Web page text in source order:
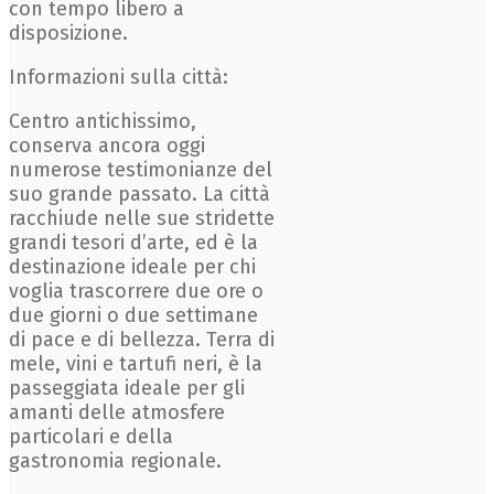
con tempo libero a
disposizione.
Informazioni sulla città:
Centro antichissimo,
conserva ancora oggi
numerose testimonianze del
suo grande passato. La città
racchiude nelle sue stridette
grandi tesori d’arte, ed è la
destinazione ideale per chi
voglia trascorrere due ore o
due giorni o due settimane
di pace e di bellezza. Terra di
mele, vini e tartufi neri, è la
passeggiata ideale per gli
amanti delle atmosfere
particolari e della
gastronomia regionale.